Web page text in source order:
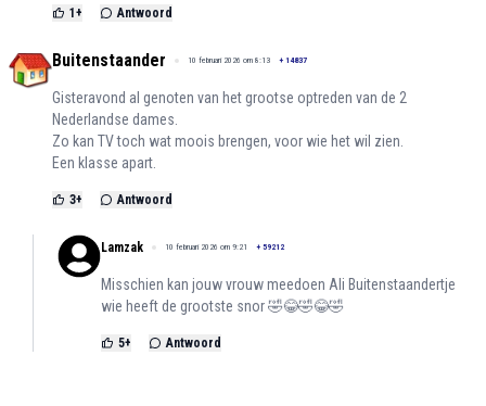
1+ Antwoord
Buitenstaander 10 februari 2026 om 8:13 + 14837
Gisteravond al genoten van het grootse optreden van de 2
Nederlandse dames.
Zo kan TV toch wat moois brengen, voor wie het wil zien.
Een klasse apart.
3+ Antwoord
Lamzak 10 februari 2026 om 9:21 + 59212
Misschien kan jouw vrouw meedoen Ali Buitenstaandertje
wie heeft de grootste snor 🤣😂🤣😂🤣
5+ Antwoord